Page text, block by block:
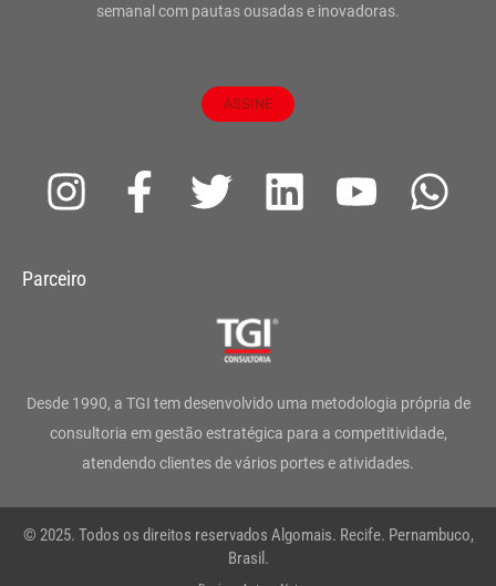
semanal com pautas ousadas e inovadoras.
ASSINE
I
s
g
r
a
m
F
a
o
o
k
-
T
t
e
r
L
d
i
n
Y
b
e
W
a
p
Parceiro
Desde 1990, a TGI tem desenvolvido uma metodologia própria de
consultoria em gestão estratégica para a competitividade,
atendendo clientes de vários portes e atividades.
© 2025. Todos os direitos reservados Algomais. Recife. Pernambuco,
Brasil.